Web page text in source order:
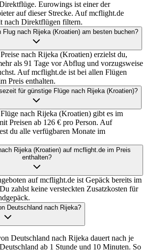
Eurowings ist einer der
auf dieser Strecke. Auf mcflight.de
nach Direktflügen filtern.
nach Rijeka (Kroatien) am besten buchen?
nach Rijeka (Kroatien) erzielst du,
als 91 Tage vor Abflug und vorzugsweise
Auf mcflight.de ist bei allen Flügen
Preis enthalten.
für günstige Flüge nach Rijeka (Kroatien)?
nach Rijeka (Kroatien) gibt es im
Preisen ab 126 € pro Person. Auf
du alle verfügbaren Monate im
Rijeka (Kroatien) auf mcflight.de im Preis
enthalten?
auf mcflight.de ist Gepäck bereits im
zahlst keine versteckten Zusatzkosten für
Deutschland nach Rijeka?
Deutschland nach Rijeka dauert nach je
ab 1 Stunde und 10 Minuten. So